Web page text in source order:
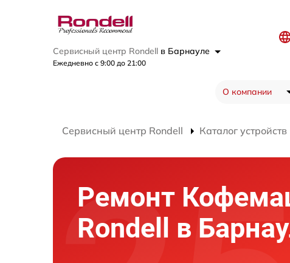
Сервисный центр Rondell в Барнауле
Ежедневно с 9:00 до 21:00
О компании
Сервисный центр Rondell Каталог устройств
Ремонт
Rondell в